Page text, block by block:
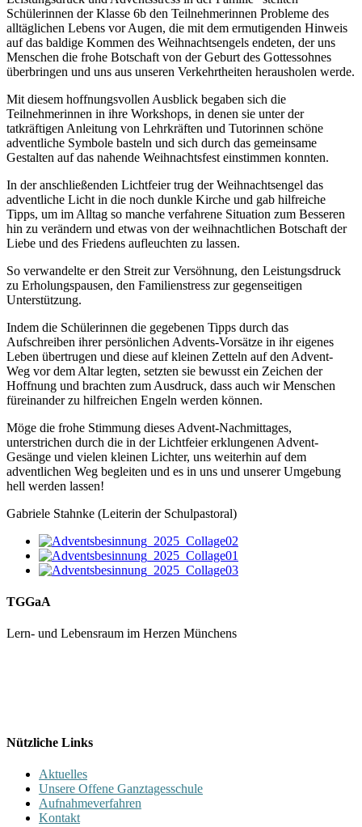
Schülerinnen der Klasse 6b den Teilnehmerinnen Probleme des
alltäglichen Lebens vor Augen, die mit dem ermutigenden Hinweis
auf das baldige Kommen des Weihnachtsengels endeten, der uns
Menschen die frohe Botschaft von der Geburt des Gottessohnes
überbringen und uns aus unseren Verkehrtheiten herausholen werde.
Mit diesem hoffnungsvollen Ausblick begaben sich die
Teilnehmerinnen in ihre Workshops, in denen sie unter der
tatkräftigen Anleitung von Lehrkräften und Tutorinnen schöne
adventliche Symbole basteln und sich durch das gemeinsame
Gestalten auf das nahende Weihnachtsfest einstimmen konnten.
In der anschließenden Lichtfeier trug der Weihnachtsengel das
adventliche Licht in die noch dunkle Kirche und gab hilfreiche
Tipps, um im Alltag so manche verfahrene Situation zum Besseren
hin zu verändern und etwas von der weihnachtlichen Botschaft der
Liebe und des Friedens aufleuchten zu lassen.
So verwandelte er den Streit zur Versöhnung, den Leistungsdruck
zu Erholungspausen, den Familienstress zur gegenseitigen
Unterstützung.
Indem die Schülerinnen die gegebenen Tipps durch das
Aufschreiben ihrer persönlichen Advents-Vorsätze in ihr eigenes
Leben übertrugen und diese auf kleinen Zetteln auf den Advent-
Weg vor dem Altar legten, setzten sie bewusst ein Zeichen der
Hoffnung und brachten zum Ausdruck, dass auch wir Menschen
füreinander zu hilfreichen Engeln werden können.
Möge die frohe Stimmung dieses Advent-Nachmittages,
unterstrichen durch die in der Lichtfeier erklungenen Advent-
Gesänge und vielen kleinen Lichter, uns weiterhin auf dem
adventlichen Weg begleiten und es in uns und unserer Umgebung
hell werden lassen!
Gabriele Stahnke (Leiterin der Schulpastoral)
TGGaA
Lern- und Lebensraum im Herzen Münchens
Nützliche Links
Aktuelles
Unsere Offene Ganztagesschule
Aufnahmeverfahren
Kontakt